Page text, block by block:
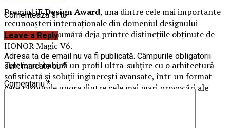
PremiuliF Design Award, una dintre cele mai importante
recunoașteri internaționale din domeniul designului
industrial, se numără deja printre distincțiile obținute de
HONOR Magic V6.
Telefonul îmbină un profil ultra-subțire cu o arhitectură
sofisticată și soluții inginerești avansate, într-un format
care răspunde unora dintre cele mai mari provocări ale
Comenteaza si tu
Leave a Reply
Adresa ta de email nu va fi publicată. Câmpurile obligatorii
sunt marcate cu*
Comentariu*